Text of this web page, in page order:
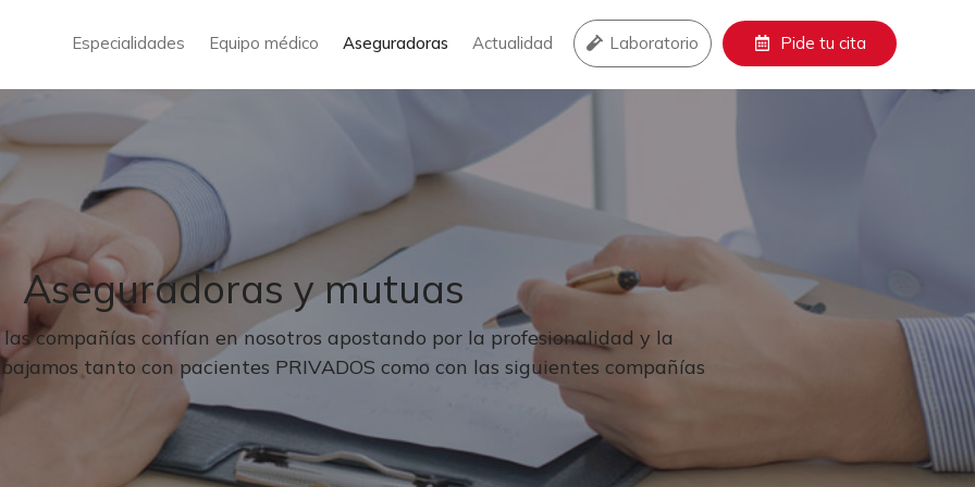
Especialidades Equipo médico Aseguradoras Actualidad Laboratorio Pide tu cita
Aseguradoras y mutuas
las compañías confían en nosotros apostando por la profesionalidad y la
tanto con pacientes PRIVADOS como con las siguientes compañías